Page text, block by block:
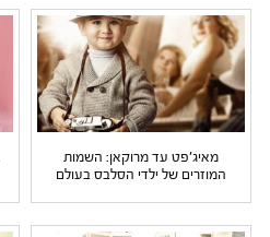
מאיג'פט עד מרוקאן: השמות
המוזרים של ילדי הסלבס בעולם